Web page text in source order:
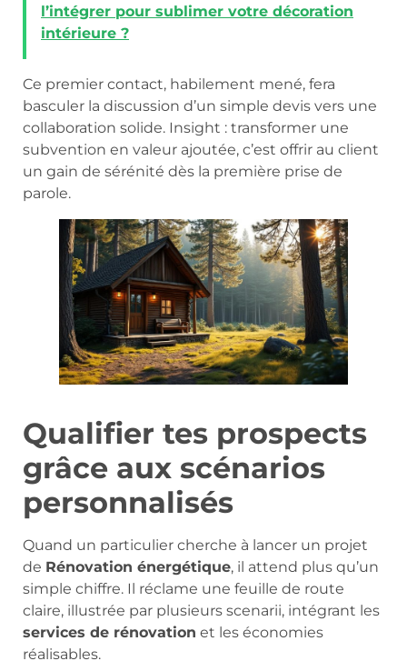
l’intégrer pour sublimer votre décoration
intérieure ?
Ce premier contact, habilement mené, fera
basculer la discussion d’un simple devis vers une
collaboration solide. Insight : transformer une
subvention en valeur ajoutée, c’est offrir au client
un gain de sérénité dès la première prise de
parole.
Qualifier tes prospects
grâce aux scénarios
personnalisés
Quand un particulier cherche à lancer un projet
de Rénovation énergétique, il attend plus qu’un
simple chiffre. Il réclame une feuille de route
claire, illustrée par plusieurs scenarii, intégrant les
services de rénovation et les économies
réalisables.